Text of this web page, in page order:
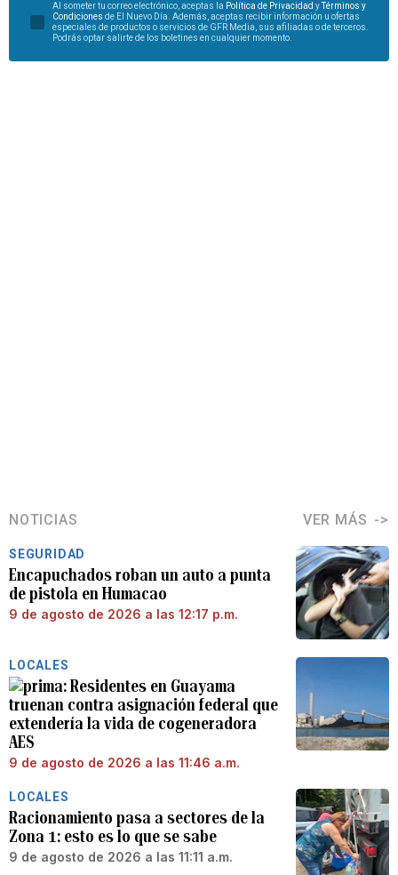
Al someter tu correo electrónico, aceptas la Política de Privacidad y
Términos y
Condiciones de El Nuevo Día. Además, aceptas recibir información u ofertas
especiales de productos o servicios de GFR Media, sus afiliadas o de terceros.
Podrás optar salirte de los boletines en cualquier momento.
NOTICIAS VER MÁS
SEGURIDAD
Encapuchados roban un auto a punta
de pistola en Humacao
9 de agosto de 2026 a las 12:17 p.m.
LOCALES
Residentes en Guayama
truenan contra asignación federal que
extendería la vida de cogeneradora
AES
9 de agosto de 2026 a las 11:46 a.m.
LOCALES
Racionamiento pasa a sectores de la
Zona 1: esto es lo que se sabe
9 de agosto de 2026 a las 11:11 a.m.